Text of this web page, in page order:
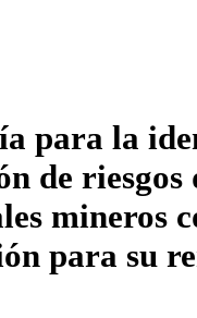
para la
de riesgos
mineros
para su